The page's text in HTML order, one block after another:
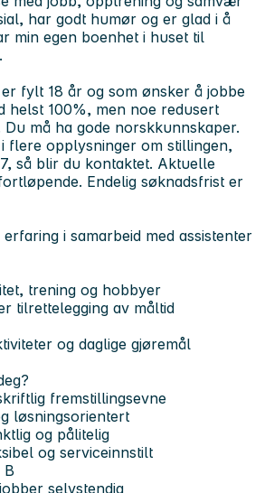
har godt humør og er glad i å
min egen boenhet i huset til
fylt 18 år og som ønsker å jobbe
helst 100%, men noe redusert
må ha gode norskkunnskaper.
flere opplysninger om stillingen,
så blir du kontaktet. Aktuelle
Endelig søknadsfrist er
i samarbeid med assistenter
trening og hobbyer
tilrettelegging av måltid
og daglige gjøremål
fremstillingsevne
løsningsorientert
og pålitelig
og serviceinnstilt
B
selvstendig